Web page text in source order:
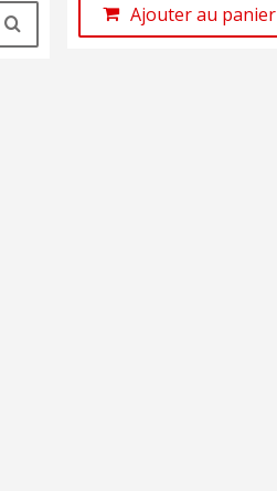
Ajouter au panier